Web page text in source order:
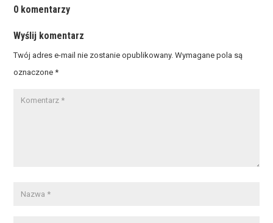
0 komentarzy
Wyślij komentarz
Twój adres e-mail nie zostanie opublikowany. Wymagane pola są
oznaczone*